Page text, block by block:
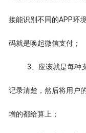
接能识别不同的APP环
码就是唤起微信支付；
3、应该就是每种
记录清楚，然后将用户
增的都给算上；